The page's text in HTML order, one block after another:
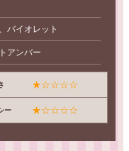
バイオレット
アンバー
★☆☆☆☆
ー ★☆☆☆☆